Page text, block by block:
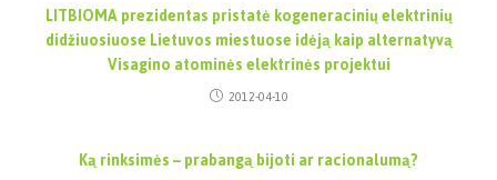
LITBIOMA prezidentas pristatė kogeneracinių elektrinių
didžiuosiuose Lietuvos miestuose idėją kaip alternatyvą
Visagino atominės elektrinės projektui
2012-04-10
Ką rinksimės – prabangą bijoti ar racionalumą?